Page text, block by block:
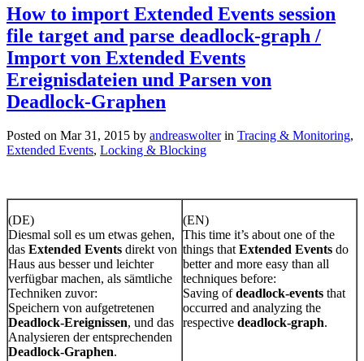
How to import Extended Events session
file target and parse deadlock-graph /
Import von Extended Events
Ereignisdateien und Parsen von
Deadlock-Graphen
Posted on Mar 31, 2015 by andreaswolterin Tracing & Monitoring,
Extended Events, Locking & Blocking
(DE)
Diesmal soll es um etwas gehen,
das Extended Events direkt von
Haus aus besser und leichter
verfügbar machen, als sämtliche
Techniken zuvor:
Speichern von aufgetretenen
Deadlock-Ereignissen, und das
Analysieren der entsprechenden
Deadlock-Graphen.
(EN)
This time it’s about one of the
things thatExtended Events do
better and more easy than all
techniques before:
Saving ofdeadlock-events that
occurred and analyzing the
respective deadlock-graph.